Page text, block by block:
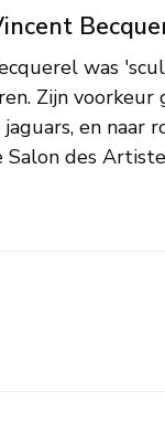
was
Zijn voorkeur
en naar
des
van
Lemair,